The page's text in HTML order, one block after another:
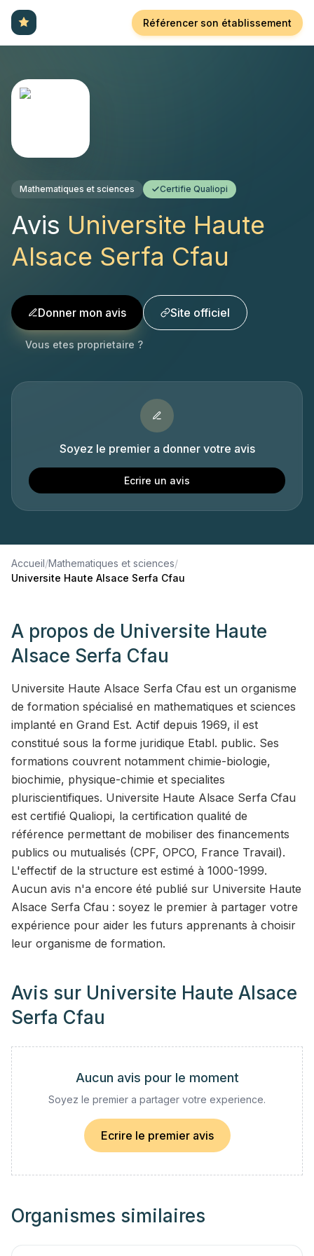
Référencer son établissement
Mathematiques et sciences Certifie Qualiopi
Avis Universite Haute
Alsace Serfa Cfau
Donner mon avis Site officiel
Vous etes proprietaire ?
Soyez le premier a donner votre avis
Ecrire un avis
Accueil/Mathematiques et sciences/
Universite Haute Alsace Serfa Cfau
A propos de Universite Haute
Alsace Serfa Cfau
Universite Haute Alsace Serfa Cfau est un organisme
de formation spécialisé en mathematiques et sciences
implanté en Grand Est. Actif depuis 1969, il est
constitué sous la forme juridique Etabl. public. Ses
formations couvrent notamment chimie-biologie,
biochimie, physique-chimie et specialites
pluriscientifiques. Universite Haute Alsace Serfa Cfau
est certifié Qualiopi, la certification qualité de
référence permettant de mobiliser des financements
publics ou mutualisés (CPF, OPCO, France Travail).
L'effectif de la structure est estimé à 1000-1999.
Aucun avis n'a encore été publié sur Universite Haute
Alsace Serfa Cfau : soyez le premier à partager votre
expérience pour aider les futurs apprenants à choisir
leur organisme de formation.
Avis sur Universite Haute Alsace
Serfa Cfau
Aucun avis pour le moment
Soyez le premier a partager votre experience.
Ecrire le premier avis
Organismes similaires